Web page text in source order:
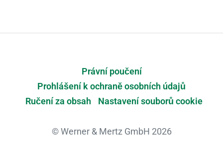
Právní poučení
Prohlášení k ochraně osobních údajů
Ručení za obsah
Nastavení souborů cookie
© Werner & Mertz GmbH 2026